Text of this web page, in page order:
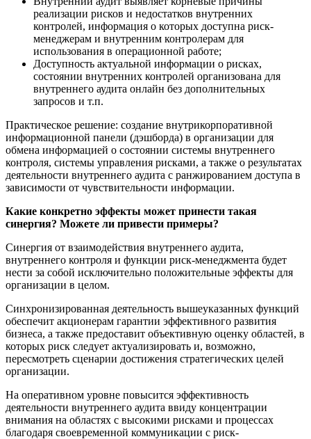
реализации рисков и недостатков внутренних
контролей, информация о которых доступна риск-
менеджерам и внутренним контролерам для
использования в операционной работе;
Доступность актуальной информации о рисках,
состоянии внутренних контролей организована для
внутреннего аудита онлайн без дополнительных
запросов и т.п.
Практическое решение: создание внутрикорпоративной
информационной панели (дэшборда) в организации для
обмена информацией о состоянии системы внутреннего
контроля, системы управления рисками, а также о результатах
деятельности внутреннего аудита с ранжированием доступа в
зависимости от чувствительности информации.
Какие конкретно эффекты может принести такая
синергия? Можете ли привести примеры?
Синергия от взаимодействия внутреннего аудита,
внутреннего контроля и функции риск-менеджмента будет
нести за собой исключительно положительные эффекты для
организации в целом.
Синхронизированная деятельность вышеуказанных функций
обеспечит акционерам гарантии эффективного развития
бизнеса, а также предоставит объективную оценку областей, в
которых риск следует актуализировать и, возможно,
пересмотреть сценарии достижения стратегических целей
организации.
На оперативном уровне повысится эффективность
деятельности внутреннего аудита ввиду концентрации
внимания на областях с высокими рисками и процессах
благодаря своевременной коммуникации с риск-